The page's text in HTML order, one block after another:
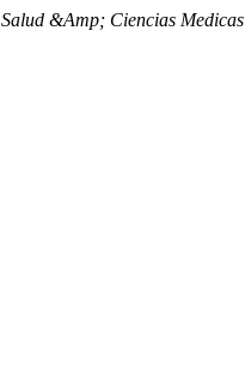
Salud &Amp; Ciencias Medicas